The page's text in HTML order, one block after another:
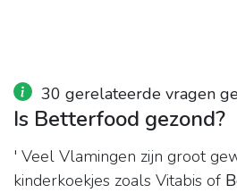
30 gerelateerde vragen
Is Betterfood gezond?
' Veel Vlamingen zijn groot
kinderkoekjes zoals Vitabis of